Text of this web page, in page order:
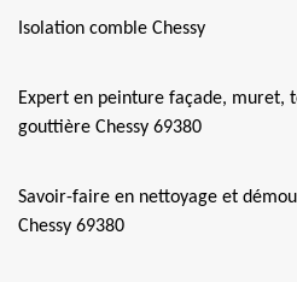
Isolation comble Chessy
Expert en peinture façade, muret,
gouttière Chessy 69380
Savoir-faire en nettoyage et
Chessy 69380